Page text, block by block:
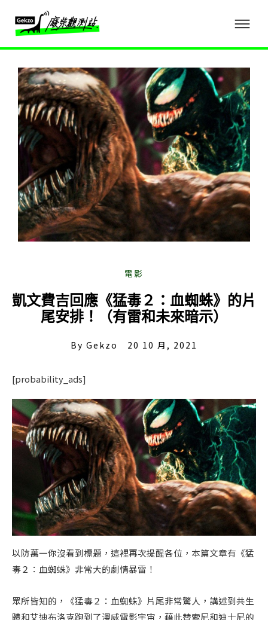
凱文費吉回應《猛毒２：血蜘蛛》的片
尾安排！（有雷和未來暗示）
By Gekzo 20 10 月, 2021
[probability_ads]
以防萬一你沒看到標題，這裡再次提醒各位，本篇文章有《猛
毒２：血蜘蛛》非常大的劇情暴雷！
眾所皆知的，《猛毒２：血蜘蛛》片尾非常驚人，講述到共生
體和艾迪布洛克跑到了漫威電影宇宙，藉此替索尼和迪士尼的